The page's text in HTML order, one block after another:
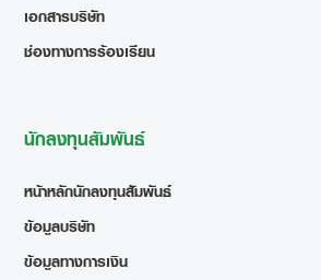
เอกสารบริษัท
ช่องทางการร้องเรียน
นักลงทุนสัมพันธ์
หน้าหลักนักลงทุนสัมพันธ์
ข้อมูลบริษัท
ข้อมูลทางการเงิน